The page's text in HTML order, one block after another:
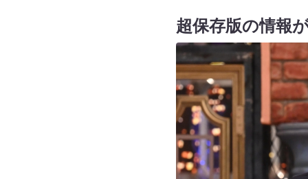
超保存版の情報